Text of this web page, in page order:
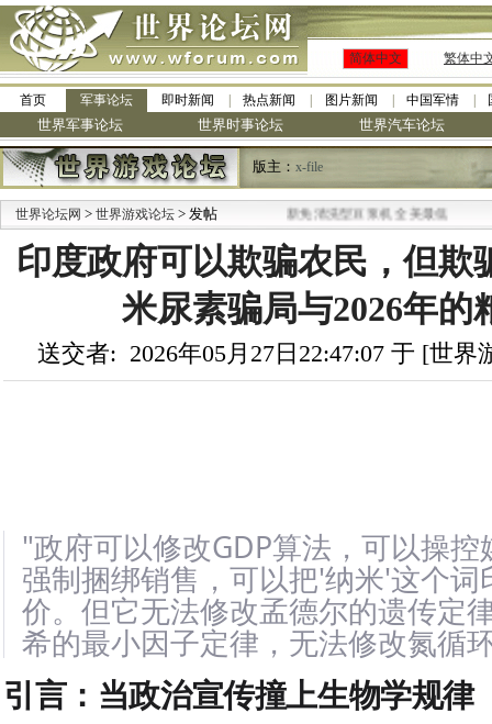
简体中文 繁体中
首页 军事论坛 即时新闻 热点新闻 图片新闻 中国军情
世界军事论坛 世界时事论坛 世界汽车论坛
版主： x-file
世界论坛网 > 世界游戏论坛 > 发帖
·九阳全新免清洗型豆浆机 全美最低
印度政府可以欺骗农民，但欺
米尿素骗局与2026年的
送交者: 2026年05月27日22:47:07 于 [世
"政府可以修改GDP算法，可以操
强制捆绑销售，可以把'纳米'这个词
价。但它无法修改孟德尔的遗传定
希的最小因子定律，无法修改氮循
引言：当政治宣传撞上生物学规律